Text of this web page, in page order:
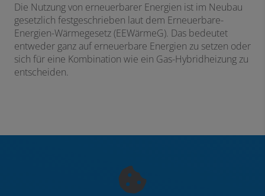
Die Nutzung von erneuerbarer Energien ist im Neubau
gesetzlich festgeschrieben laut dem Erneuerbare-
Energien-Wärmegesetz (EEWärmeG). Das bedeutet
entweder ganz auf erneuerbare Energien zu setzen oder
sich für eine Kombination wie ein Gas-Hybridheizung zu
entscheiden.